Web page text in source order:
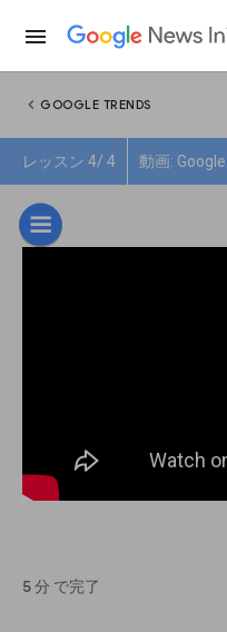
menu
chevron_left GOOGLE TRENDS
レッスン 4/ 4 動画:
5 分 で完了